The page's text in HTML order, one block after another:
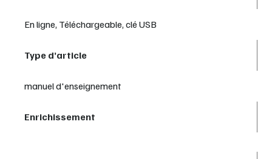
En ligne, Téléchargeable, clé USB
Type d’article
manuel d'enseignement
Enrichissement